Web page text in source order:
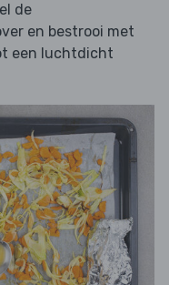
de
en bestrooi met
een luchtdicht